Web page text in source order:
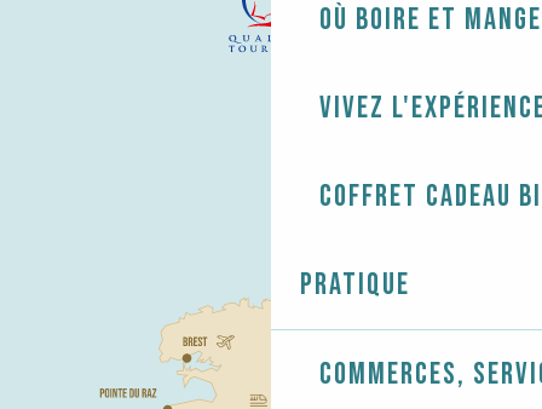
Où boire et
Vivez
Coffret cadeau
Pratique
Commerces,